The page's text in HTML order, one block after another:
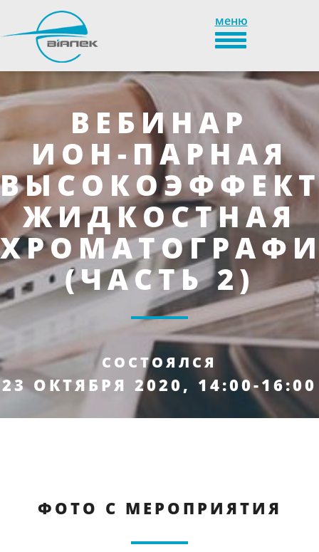
меню
ВЕБИНАР
ИОН-ПАРНАЯ
ЖИДКОСТНАЯ
(ЧАСТЬ 2)
СОСТОЯЛСЯ
23 ОКТЯБРЯ 2020, 14:00-16:00
ФОТО С МЕРОПРИЯТИЯ